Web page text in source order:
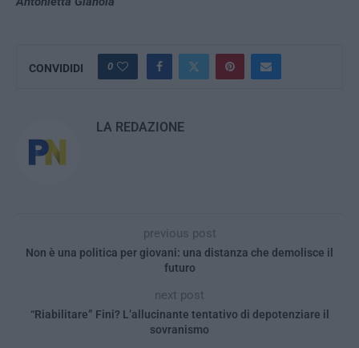
CONVIDIDI 0
LA REDAZIONE
previous post
Non è una politica per giovani: una distanza che demolisce il
futuro
next post
“Riabilitare” Fini? L’allucinante tentativo di depotenziare il
sovranismo